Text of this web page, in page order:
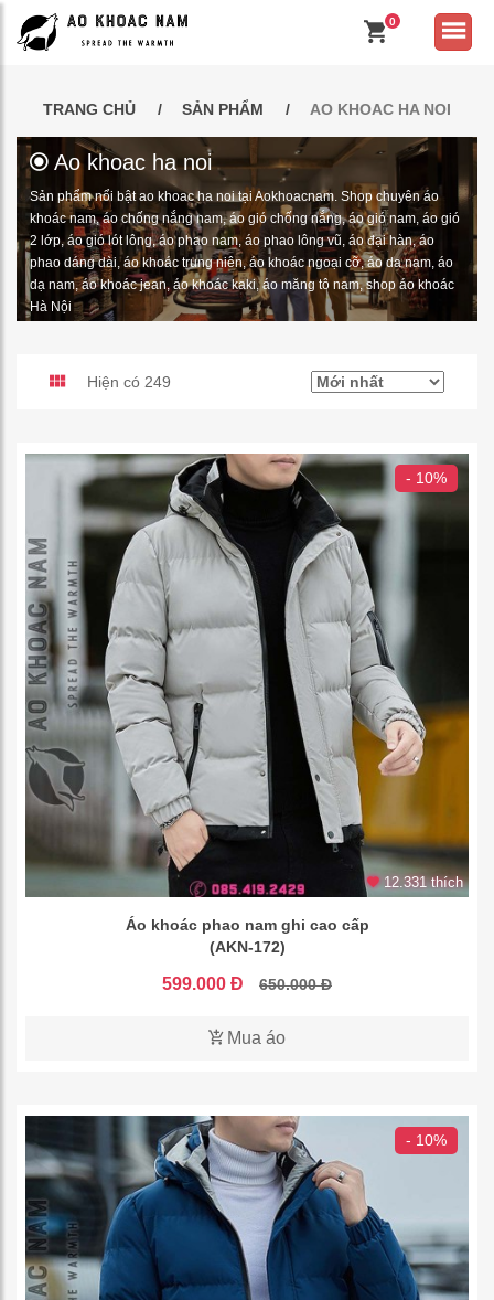
0
TRANG CHỦ SẢN PHẨM AO KHOAC HA NOI
Ao khoac ha noi
Sản phẩm nổi bật ao khoac ha noi tại Aokhoacnam. Shop chuyên áo
khoác nam, áo chống nắng nam, áo gió chống nắng, áo gió nam, áo gió
2 lớp, áo gió lót lông, áo phao nam, áo phao lông vũ, áo đại hàn, áo
phao dáng dài, áo khoác trung niên, áo khoác ngoại cỡ, áo da nam, áo
dạ nam, áo khoác jean, áo khoác kaki, áo măng tô nam, shop áo khoác
Hà Nội
Hiện có 249
- 10%
12.331 thích
Áo khoác phao nam ghi cao cấp
(AKN-172)
599.000 Đ 650.000 Đ
Mua áo
- 10%